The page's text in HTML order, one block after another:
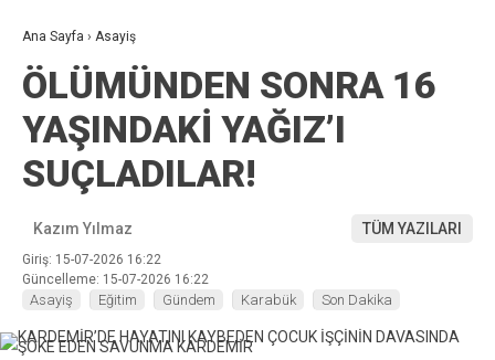
Ana Sayfa › Asayiş
ÖLÜMÜNDEN SONRA 16
YAŞINDAKİ YAĞIZ’I
SUÇLADILAR!
Kazım Yılmaz TÜM YAZILARI
Giriş: 15-07-2026 16:22
Güncelleme: 15-07-2026 16:22
Asayiş Eğitim Gündem Karabük Son Dakika